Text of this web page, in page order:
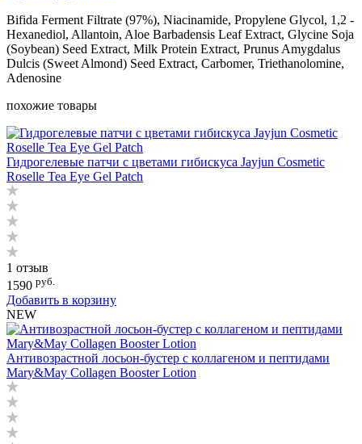
Bifida Ferment Filtrate (97%), Niacinamide, Propylene Glycol, 1,2 -
Hexanediol, Allantoin, Aloe Barbadensis Leaf Extract, Glycine Soja
(Soybean) Seed Extract, Milk Protein Extract, Prunus Amygdalus
Dulcis (Sweet Almond) Seed Extract, Carbomer, Triethanolomine,
Adenosine
похожие товары
Гидрогелевые патчи с цветами гибискуса Jayjun Cosmetic
Roselle Tea Eye Gel Patch
1 отзыв
1590 руб.
Добавить в корзину
NEW
Антивозрастной лосьон-бустер с коллагеном и пептидами
Mary&May Collagen Booster Lotion